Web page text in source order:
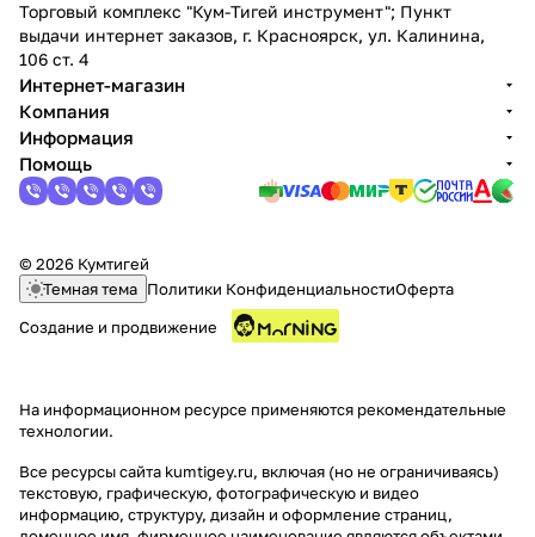
Торговый комплекс "Кум-Тигей инструмент"; Пункт
выдачи интернет заказов, г. Красноярск, ул. Калинина,
106 ст. 4
Интернет-магазин
Компания
Информация
Помощь
© 2026 Кумтигей
Темная тема Политики КонфиденциальностиОферта
Создание и продвижение
На информационном ресурсе применяются рекомендательные
технологии.
Все ресурсы сайта kumtigey.ru, включая (но не ограничиваясь)
текстовую, графическую, фотографическую и видео
информацию, структуру, дизайн и оформление страниц,